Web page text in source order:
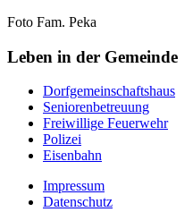
Foto Fam. Peka
Leben in der Gemeinde
Dorfgemeinschaftshaus
Seniorenbetreuung
Freiwillige Feuerwehr
Polizei
Eisenbahn
Impressum
Datenschutz